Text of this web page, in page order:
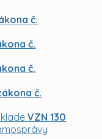
č.
č.
č.
č.
VZN 130